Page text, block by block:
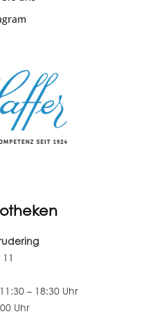
– 18:30 Uhr
Uhr